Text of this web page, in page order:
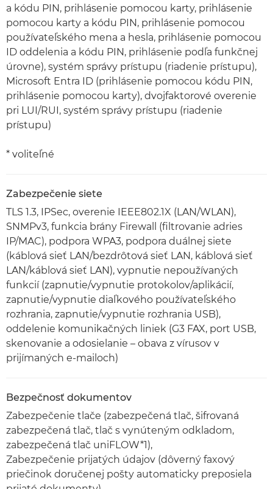
a kódu PIN, prihlásenie pomocou karty, prihlásenie
pomocou karty a kódu PIN, prihlásenie pomocou
používateľského mena a hesla, prihlásenie pomocou
ID oddelenia a kódu PIN, prihlásenie podľa funkčnej
úrovne), systém správy prístupu (riadenie prístupu),
Microsoft Entra ID (prihlásenie pomocou kódu PIN,
prihlásenie pomocou karty), dvojfaktorové overenie
pri LUI/RUI, systém správy prístupu (riadenie
prístupu)
* voliteľné
Zabezpečenie siete
TLS 1.3, IPSec, overenie IEEE802.1X (LAN/WLAN),
SNMPv3, funkcia brány Firewall (filtrovanie adries
IP/MAC), podpora WPA3, podpora duálnej siete
(káblová sieť LAN/bezdrôtová sieť LAN, káblová sieť
LAN/káblová sieť LAN), vypnutie nepoužívaných
funkcií (zapnutie/vypnutie protokolov/aplikácií,
zapnutie/vypnutie diaľkového používateľského
rozhrania, zapnutie/vypnutie rozhrania USB),
oddelenie komunikačných liniek (G3 FAX, port USB,
skenovanie a odosielanie – obava z vírusov v
prijímaných e-mailoch)
Bezpečnosť dokumentov
Zabezpečenie tlače (zabezpečená tlač, šifrovaná
zabezpečená tlač, tlač s vynúteným odkladom,
zabezpečená tlač uniFLOW*1),
Zabezpečenie prijatých údajov (dôverný faxový
priečinok doručenej pošty automaticky preposiela